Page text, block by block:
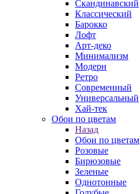
Скандинавский
Классический
Барокко
Лофт
Арт-деко
Минимализм
Модерн
Ретро
Современный
Универсальный
Хай-тек
Обои по цветам
Назад
Обои по цветам
Розовые
Бирюзовые
Зеленые
Однотонные